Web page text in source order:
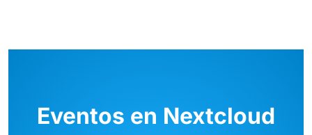
Eventos en Nextcloud